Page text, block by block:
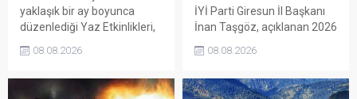
yaklaşık bir ay boyunca
düzenlediği Yaz Etkinlikleri,
sanat ve eğlenceyle
organizasyonun ardından
08.08.2026
İYİ Parti Giresun İl Başkanı
İnan Taşgöz, açıklanan 2026
üzerinden iktidar
eleştirdi. Taşgöz, üreticinin
08.08.2026